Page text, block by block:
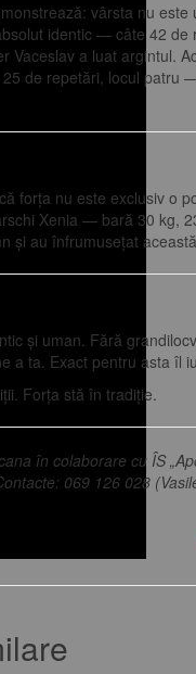
vârsta nu
identic — câte 42
Vaceslav a luat argintul.
de repetări, locul patru
forța nu este exclusiv o
Xenia — bară 30 kg,
și au înfrumusețat
și uman. Fără
a ta. Exact pentru asta îl
Forța stă în tradiție.
în colaborare cu ÎS
069 126 028